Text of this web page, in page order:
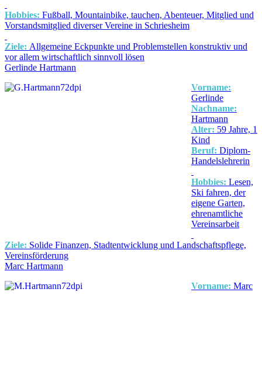
Hobbies: Fußball, Mountainbike, tauchen, Abenteuer, Mitglied und
Vorstandsmitglied diverser Vereine in Schriesheim
Ziele: Allgemeine Eckpunkte und Problemstellen konstruktiv und
vor allem wirtschaftlich sinnvoll lösen
Gerlinde Hartmann
Vorname:
Gerlinde
Nachname:
Hartmann
Alter: 59 Jahre, 1
Kind
Beruf: Diplom-
Handelslehrerin
Hobbies: Lesen,
Ski fahren, der
eigene Garten,
ehrenamtliche
Vereinsarbeit
Ziele: Solide Finanzen, Stadtentwicklung und Landschaftspflege,
Vereinsförderung
Marc Hartmann
Vorname: Marc